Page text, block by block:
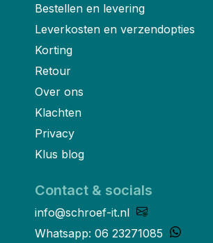
Bestellen en levering
Leverkosten en verzendopties
Korting
Retour
Over ons
Klachten
Privacy
Klus blog
Contact & socials
info@schroef-it.nl
Whatsapp: 06 23271085